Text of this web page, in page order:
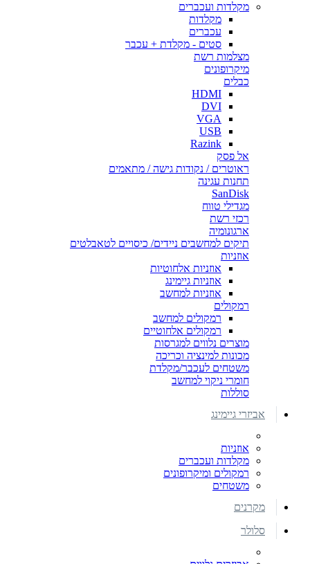
מקלדות ועכברים
מקלדות
עכברים
סטים - מקלדת + עכבר
מצלמות רשת
מיקרופונים
כבלים
HDMI
DVI
VGA
USB
Razink
אל פסק
ראוטרים / נקודות גישה / מתאמים
תחנות עגינה
SanDisk
מגדילי טווח
רכזי רשת
ארגונומיה
תיקים למחשבים ניידים/ כיסויים לטאבלטים
אוזניות
אוזניות אלחוטיות
אוזניות גיימינג
אוזניות למחשב
רמקולים
רמקולים למחשב
רמקולים אלחוטיים
מוצרים נלווים למגרסות
מכונות למינציה וכריכה
משטחים לעכבר/מקלדת
חומרי ניקוי למחשב
סוללות
אביזרי גיימינג
אוזניות
מקלדות ועכברים
רמקולים ומיקרופונים
משטחים
מקרנים
סלולר